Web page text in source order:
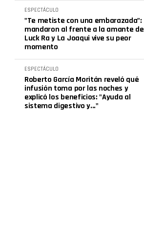
ESPECTÁCULO
"Te metiste con una embarazada":
mandaron al frente a la amante de
Luck Ra y La Joaqui vive su peor
momento
ESPECTÁCULO
Roberto García Moritán reveló qué
infusión toma por las noches y
explicó los beneficios: "Ayuda al
sistema digestivo y..."